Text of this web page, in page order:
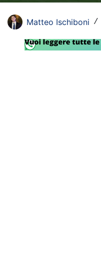
Tennis
Matteo Ischiboni /